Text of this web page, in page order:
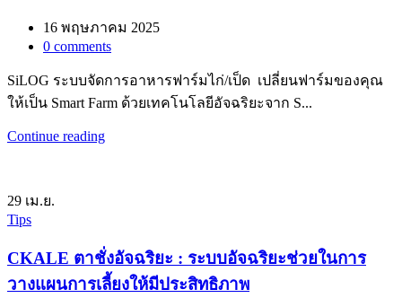
16 พฤษภาคม 2025
0 comments
SiLOG ระบบจัดการอาหารฟาร์มไก่/เป็ด เปลี่ยนฟาร์มของคุณ
ให้เป็น Smart Farm ด้วยเทคโนโลยีอัจฉริยะจาก S...
Continue reading
29 เม.ย.
Tips
CKALE ตาชั่งอัจฉริยะ : ระบบอัจฉริยะช่วยในการ
วางแผนการเลี้ยงให้มีประสิทธิภาพ